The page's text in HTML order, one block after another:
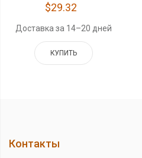
$29.32
Доставка за 14–20 дней
КУПИТЬ
Контакты